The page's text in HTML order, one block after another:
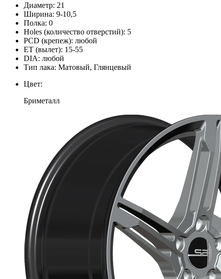
Диаметр: 21
Ширина: 9-10,5
Полка: 0
Holes (количество отверстий): 5
PCD (крепеж): любой
ЕТ (вылет): 15-55
DIA: любой
Тип лака: Матовый, Глянцевый
Цвет:
Бриметалл